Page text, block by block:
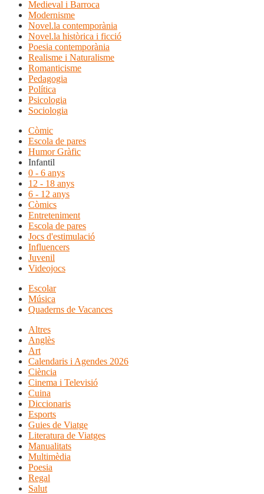
Medieval i Barroca
Modernisme
Novel.la contemporània
Novel.la històrica i ficció
Poesia contemporània
Realisme i Naturalisme
Romanticisme
Pedagogia
Política
Psicologia
Sociologia
Còmic
Escola de pares
Humor Gràfic
Infantil
0 - 6 anys
12 - 18 anys
6 - 12 anys
Còmics
Entreteniment
Escola de pares
Jocs d'estimulació
Influencers
Juvenil
Videojocs
Escolar
Música
Quaderns de Vacances
Altres
Anglès
Art
Calendaris i Agendes 2026
Ciència
Cinema i Televisió
Cuina
Diccionaris
Esports
Guies de Viatge
Literatura de Viatges
Manualitats
Multimèdia
Poesia
Regal
Salut